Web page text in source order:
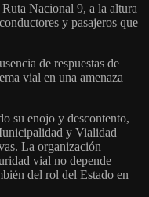
Nacional 9, a la altura
y pasajeros que
de respuestas de
vial en una amenaza
su enojo y descontento,
y Vialidad
La organización
vial no depende
del rol del Estado en